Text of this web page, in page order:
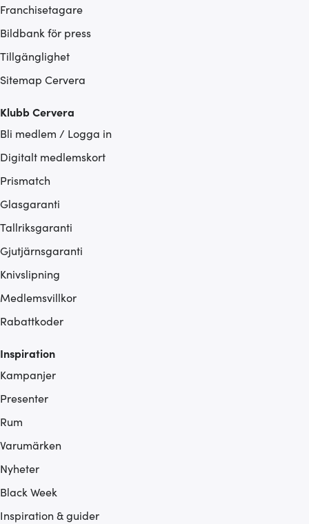
Franchisetagare
Bildbank för press
Tillgänglighet
Sitemap Cervera
Klubb Cervera
Bli medlem / Logga in
Digitalt medlemskort
Prismatch
Glasgaranti
Tallriksgaranti
Gjutjärnsgaranti
Knivslipning
Medlemsvillkor
Rabattkoder
Inspiration
Kampanjer
Presenter
Rum
Varumärken
Nyheter
Black Week
Inspiration & guider